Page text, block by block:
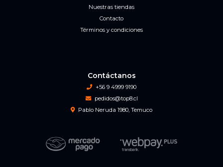
Nuestras tiendas
Contacto
Términos y condiciones
Contáctanos
+56 9 4999 9190
pedidos@top8.cl
Pablo Neruda 1980, Temuco